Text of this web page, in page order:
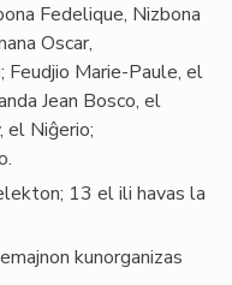
Fedelique, Nizbona
Oscar,
Feudjio Marie-Paule, el
Jean Bosco, el
el Niĝerio;
13 el ili havas la
kunorganizas